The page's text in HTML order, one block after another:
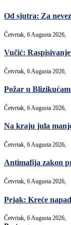
Od sjutra: Za
Četvrtak, 6 Augusta 2026,
Vučić:
Četvrtak, 6 Augusta 2026,
Požar u
Četvrtak, 6 Augusta 2026,
Na kraju jula
Četvrtak, 6 Augusta 2026,
Antimafija zakon
Četvrtak, 6 Augusta 2026,
Pejak: Kreće
Četvrtak, 6 Augusta 2026,